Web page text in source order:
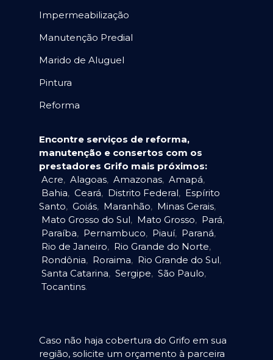
Impermeabilização
Manutenção Predial
Marido de Aluguel
Pintura
Reforma
Encontre serviços de reforma,
manutenção e consertos com os
prestadores Grifo mais próximos:
Acre, Alagoas, Amazonas, Amapá,
Bahia, Ceará, Distrito Federal, Espírito
Santo, Goiás, Maranhão, Minas Gerais,
Mato Grosso do Sul, Mato Grosso, Pará,
Paraíba, Pernambuco, Piauí, Paraná,
Rio de Janeiro, Rio Grande do Norte,
Rondônia, Roraima, Rio Grande do Sul,
Santa Catarina, Sergipe, São Paulo,
Tocantins.
Caso não haja cobertura do Grifo em sua
região, solicite um orçamento à parceira